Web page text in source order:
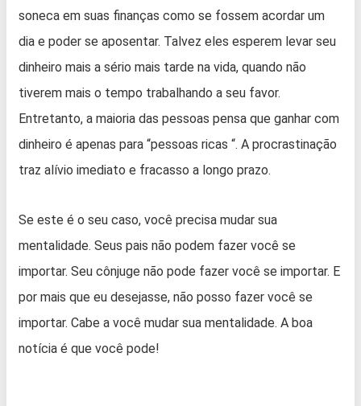
soneca em suas finanças como se fossem acordar um
dia e poder se aposentar. Talvez eles esperem levar seu
dinheiro mais a sério mais tarde na vida, quando não
tiverem mais o tempo trabalhando a seu favor.
Entretanto, a maioria das pessoas pensa que ganhar com
dinheiro é apenas para “pessoas ricas “. A procrastinação
traz alívio imediato e fracasso a longo prazo.
Se este é o seu caso, você precisa mudar sua
mentalidade. Seus pais não podem fazer você se
importar. Seu cônjuge não pode fazer você se importar. E
por mais que eu desejasse, não posso fazer você se
importar. Cabe a você mudar sua mentalidade. A boa
notícia é que você pode!